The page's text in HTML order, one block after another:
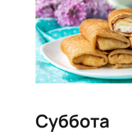
Суббота